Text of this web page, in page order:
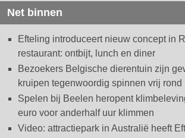
Net binnen
Efteling introduceert nieuw concept in
restaurant: ontbijt, lunch en diner
Bezoekers Belgische dierentuin zijn
kruipen tegenwoordig spinnen vrij rond
Spelen bij Beelen heropent
euro voor anderhalf uur klimmen
Video: attractiepark in Australië heeft